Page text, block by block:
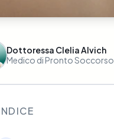
Dottoressa Clelia Alvich
Medico di Pronto Soccorso